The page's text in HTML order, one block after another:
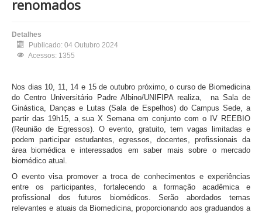
renomados
Detalhes
Publicado: 04 Outubro 2024
Acessos: 1355
Nos dias 10, 11, 14 e 15 de outubro próximo, o curso de Biomedicina
do Centro Universitário Padre Albino/UNIFIPA realiza, na Sala de
Ginástica, Danças e Lutas (Sala de Espelhos) do Campus Sede, a
partir das 19h15, a sua X Semana em conjunto com o IV REEBIO
(Reunião de Egressos). O evento, gratuito, tem vagas limitadas e
podem participar estudantes, egressos, docentes, profissionais da
área biomédica e interessados em saber mais sobre o mercado
biomédico atual.
O evento visa promover a troca de conhecimentos e experiências
entre os participantes, fortalecendo a formação acadêmica e
profissional dos futuros biomédicos. Serão abordados temas
relevantes e atuais da Biomedicina, proporcionando aos graduandos a